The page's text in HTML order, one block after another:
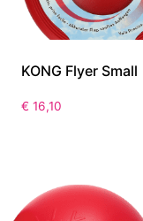
KONG Flyer Small
€ 16,10